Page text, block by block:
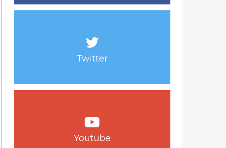
Twitter
Youtube